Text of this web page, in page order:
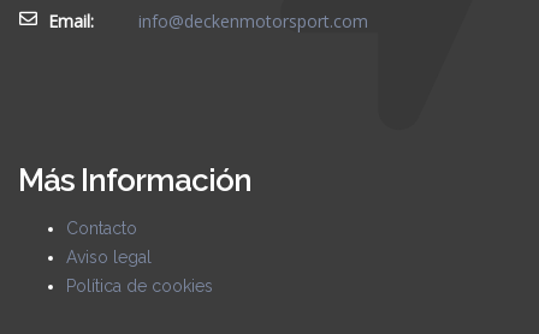
Email:
info@deckenmotorsport.com
Más Información
Contacto
Aviso legal
Política de cookies